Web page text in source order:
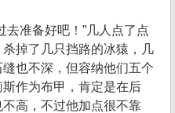
去准备好吧！”几人点了点
掉了几只挡路的冰猿，几
也不深，但容纳他们五个
作为布甲，肯定是在后
高，不过他加点很不靠